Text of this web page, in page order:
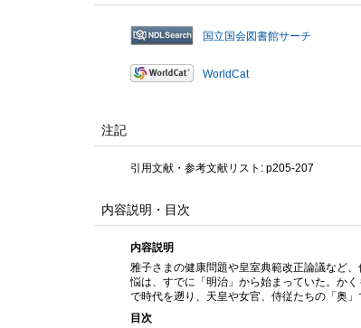
国立国会図書館サーチ
WorldCat
注記
引用文献・参考文献リスト: p205-207
内容説明・目次
内容説明
雅子さまの健康問題や皇室典範改正論議など
悩は、すでに「明治」から始まっていた。か
で時代を遡り、天皇や女官、侍従たちの「奥
目次